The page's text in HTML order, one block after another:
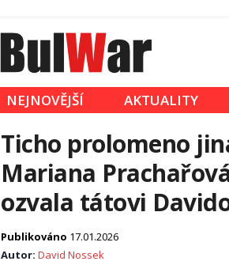
NEJNOVĚJŠÍ AKTUALITY
Ticho prolomeno
Mariana
ozvala tátovi
Publikováno 17.01.2026
Autor: David Nossek